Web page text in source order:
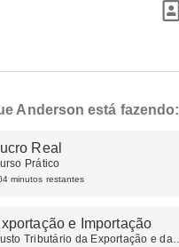
Anderson está fazendo:
Real
Prático
minutos restantes
e Importação
Tributário da Exportação e da